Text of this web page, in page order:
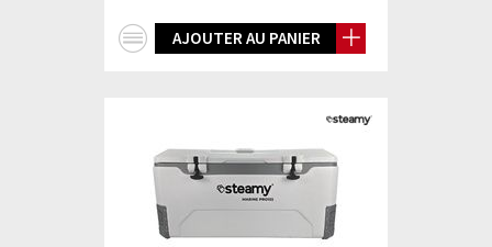
AJOUTER AU PANIER